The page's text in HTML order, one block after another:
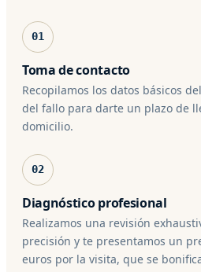
01
Toma de contacto
Recopilamos los datos básicos
del fallo para darte un plazo de
domicilio.
02
Diagnóstico profesional
Realizamos una revisión
precisión y te presentamos un
euros por la visita, que se